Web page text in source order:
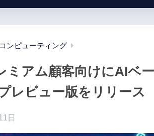
ンピューティング
ミアム顧客向けにAIベ
レビュー版をリリース
日